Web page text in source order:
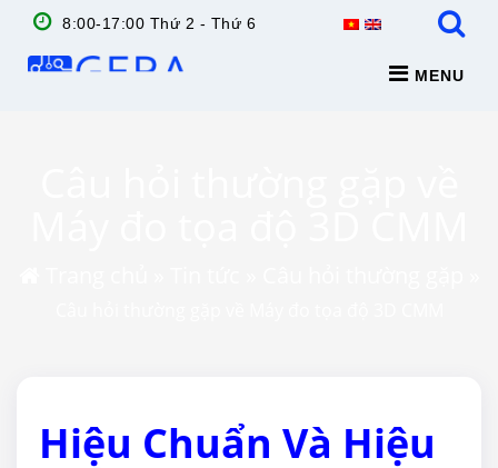
8:00-17:00 Thứ 2 - Thứ 6
MENU
Hiệu Chuẩn Và Hiệu